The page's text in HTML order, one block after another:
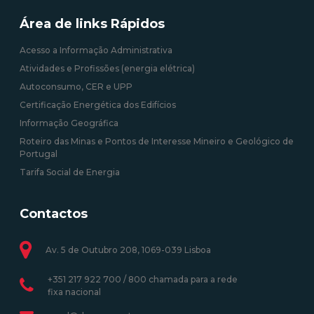
Área de links Rápidos
Acesso a Informação Administrativa
Atividades e Profissões (energia elétrica)
Autoconsumo, CER e UPP
Certificação Energética dos Edifícios
Informação Geográfica
Roteiro das Minas e Pontos de Interesse Mineiro e Geológico de
Portugal
Tarifa Social de Energia
Contactos
Av. 5 de Outubro 208, 1069-039 Lisboa
+351 217 922 700 / 800 chamada para a rede
fixa nacional